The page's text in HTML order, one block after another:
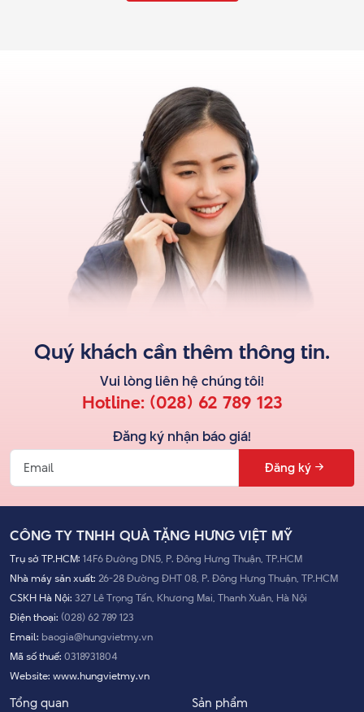
Quý khách cần thêm thông tin.
Vui lòng liên hệ chúng tôi!
Hotline: (028) 62 789 123
Đăng ký nhận báo giá!
Đăng ký
CÔNG TY TNHH QUÀ TẶNG HƯNG VIỆT MỸ
Trụ sở TP.HCM: 14F6 Đường DN5, P. Đông Hưng Thuận, TP.HCM
Nhà máy sản xuất: 26-28 Đường ĐHT 08, P. Đông Hưng Thuận, TP.HCM
CSKH Hà Nội: 327 Lê Trọng Tấn, Khương Mai, Thanh Xuân, Hà Nội
Điện thoại: (028) 62 789 123
Email: baogia@hungvietmy.vn
Mã số thuế: 0318931804
Website: www.hungvietmy.vn
Tổng quan Sản phẩm